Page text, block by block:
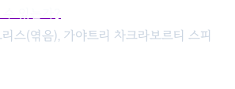
스(엮음), 가야트리 차크라보르티 스피